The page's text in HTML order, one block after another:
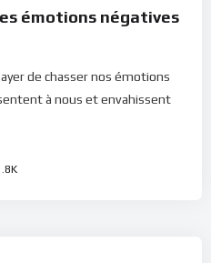
émotions négatives
de chasser nos émotions
à nous et envahissent